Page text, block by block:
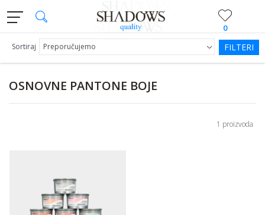
0
OSNOVNE PANTONE BOJE
Sortiraj FILTERI
1 proizvoda